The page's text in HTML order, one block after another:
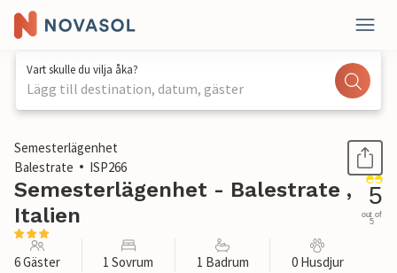
Vart skulle du vilja åka?
Lägg till destination, datum, gäster
1 / 28
Semesterlägenhet
Balestrate
ISP266
Semesterlägenhet - Balestrate ,
Italien
5
out of
5
6 Gäster 1 Sovrum 1 Badrum 0 Husdjur